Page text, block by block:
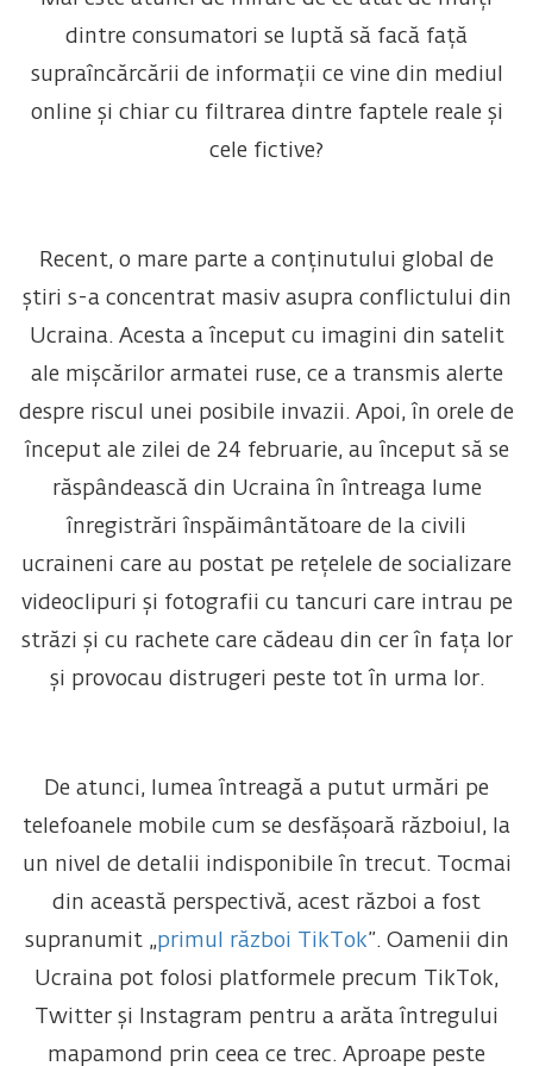
dintre consumatori se luptă să facă față
supraîncărcării de informații ce vine din mediul
online și chiar cu filtrarea dintre faptele reale și
cele fictive?
Recent, o mare parte a conținutului global de
știri s-a concentrat masiv asupra conflictului din
Ucraina. Acesta a început cu imagini din satelit
ale mișcărilor armatei ruse, ce a transmis alerte
despre riscul unei posibile invazii. Apoi, în orele de
început ale zilei de 24 februarie, au început să se
răspândească din Ucraina în întreaga lume
înregistrări înspăimântătoare de la civili
ucraineni care au postat pe rețelele de socializare
videoclipuri și fotografii cu tancuri care intrau pe
străzi și cu rachete care cădeau din cer în fața lor
și provocau distrugeri peste tot în urma lor.
De atunci, lumea întreagă a putut urmări pe
telefoanele mobile cum se desfășoară războiul, la
un nivel de detalii indisponibile în trecut. Tocmai
din această perspectivă, acest război a fost
supranumit „primul război TikTok”. Oamenii din
Ucraina pot folosi platformele precum TikTok,
Twitter și Instagram pentru a arăta întregului
mapamond prin ceea ce trec. Aproape peste